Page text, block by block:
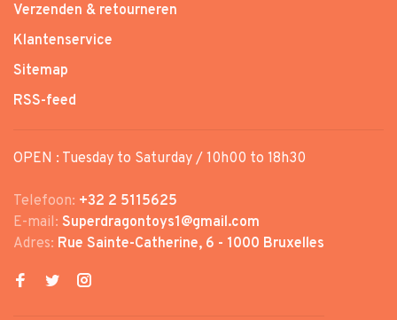
Verzenden & retourneren
Klantenservice
Sitemap
RSS-feed
OPEN : Tuesday to Saturday / 10h00 to 18h30
Telefoon: +32 2 5115625
E-mail: Superdragontoys1@gmail.com
Adres: Rue Sainte-Catherine, 6 - 1000 Bruxelles